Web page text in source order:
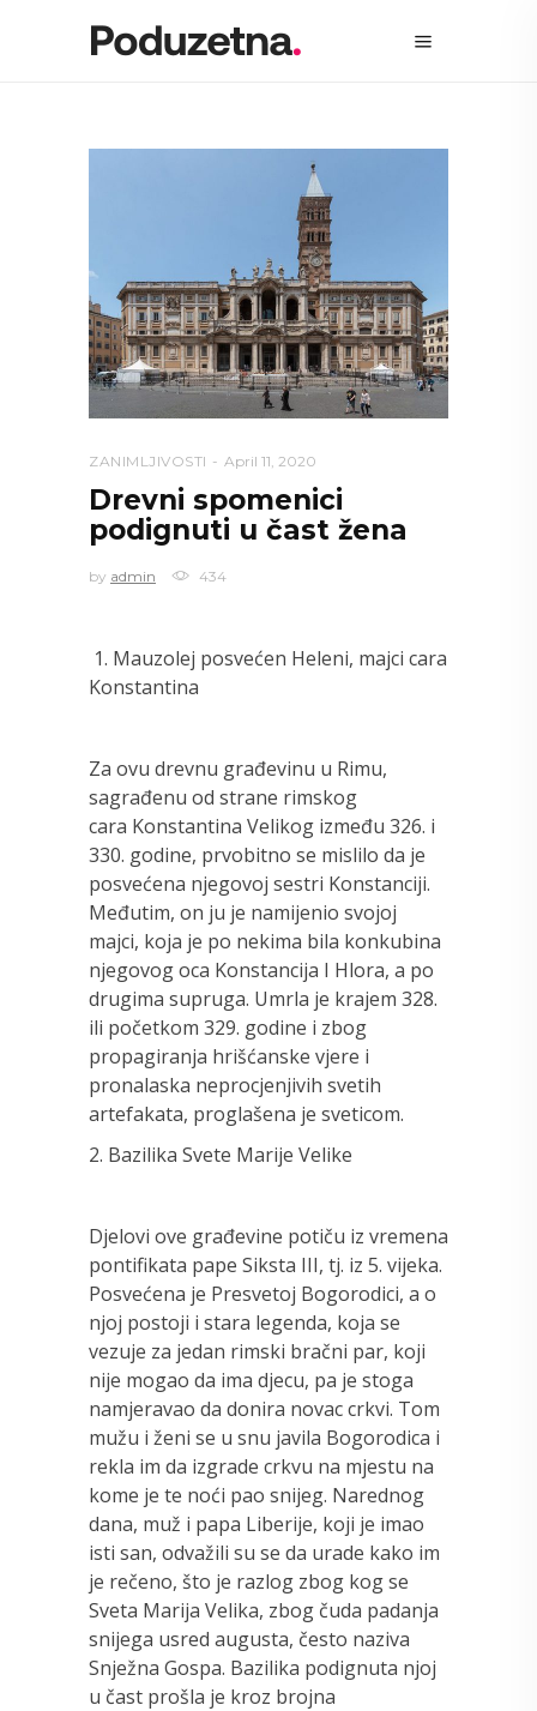
ZANIMLJIVOSTI April 11, 2020
Drevni spomenici
podignuti u čast žena
by admin 434
1. Mauzolej posvećen Heleni, majci cara
Konstantina
Za ovu drevnu građevinu u Rimu,
sagrađenu od strane rimskog
cara Konstantina Velikog između 326. i
330. godine, prvobitno se mislilo da je
posvećena njegovoj sestri Konstanciji.
Međutim, on ju je namijenio svojoj
majci, koja je po nekima bila konkubina
njegovog oca Konstancija I Hlora, a po
drugima supruga. Umrla je krajem 328.
ili početkom 329. godine i zbog
propagiranja hrišćanske vjere i
pronalaska neprocjenjivih svetih
artefakata, proglašena je sveticom.
2. Bazilika Svete Marije Velike
Djelovi ove građevine potiču iz vremena
pontifikata pape Siksta III, tj. iz 5. vijeka.
Posvećena je Presvetoj Bogorodici, a o
njoj postoji i stara legenda, koja se
vezuje za jedan rimski bračni par, koji
nije mogao da ima djecu, pa je stoga
namjeravao da donira novac crkvi. Tom
mužu i ženi se u snu javila Bogorodica i
rekla im da izgrade crkvu na mjestu na
kome je te noći pao snijeg. Narednog
dana, muž i papa Liberije, koji je imao
isti san, odvažili su se da urade kako im
je rečeno, što je razlog zbog kog se
Sveta Marija Velika, zbog čuda padanja
snijega usred augusta, često naziva
Snježna Gospa. Bazilika podignuta njoj
u čast prošla je kroz brojna